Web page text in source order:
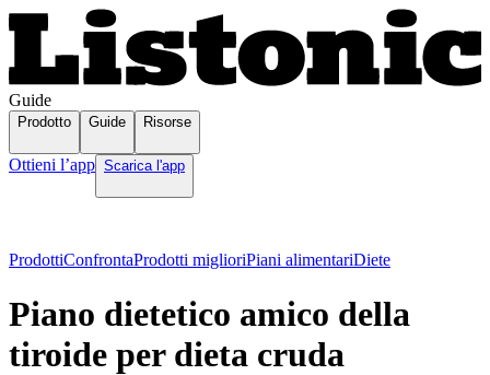
Guide
Prodotto Guide Risorse
Ottieni l’app Scarica l'app
ProdottiConfrontaProdotti miglioriPiani alimentariDiete
Piano dietetico amico della
tiroide per dieta cruda